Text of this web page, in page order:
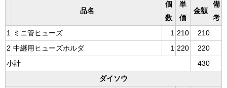
品名
個
数
単
価
金額
備
考
1 ミニ管ヒューズ 1 210
210
2 中継用ヒューズホルダ 1 220
220
小計
430
ダイソウ